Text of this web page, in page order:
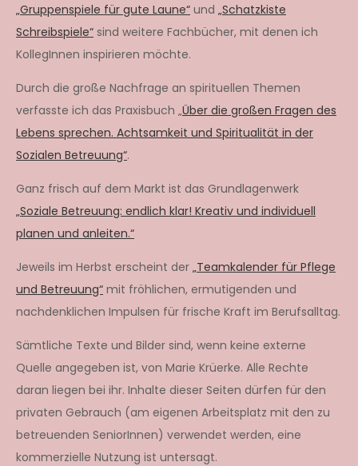
„Gruppenspiele für gute Laune“ und „Schatzkiste
Schreibspiele“ sind weitere Fachbücher, mit denen ich
KollegInnen inspirieren möchte.
Durch die große Nachfrage an spirituellen Themen
verfasste ich das Praxisbuch „Über die großen Fragen des
Lebens sprechen. Achtsamkeit und Spiritualität in der
Sozialen Betreuung“.
Ganz frisch auf dem Markt ist das Grundlagenwerk
„Soziale Betreuung: endlich klar! Kreativ und individuell
planen und anleiten.“
Jeweils im Herbst erscheint der „Teamkalender für Pflege
und Betreuung“ mit fröhlichen, ermutigenden und
nachdenklichen Impulsen für frische Kraft im Berufsalltag.
Sämtliche Texte und Bilder sind, wenn keine externe
Quelle angegeben ist, von Marie Krüerke. Alle Rechte
daran liegen bei ihr. Inhalte dieser Seiten dürfen für den
privaten Gebrauch (am eigenen Arbeitsplatz mit den zu
betreuenden SeniorInnen) verwendet werden, eine
kommerzielle Nutzung ist untersagt.